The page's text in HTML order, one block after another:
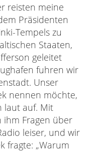
reisten meine
Präsidenten
Tempels zu
Staaten,
geleitet
fuhren wir
Unser
nennen möchte,
laut auf. Mit
ihm Fragen über
leiser, und wir
fragte: „Warum